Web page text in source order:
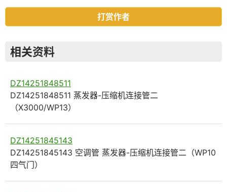
打赏作者
相关资料
DZ14251848511
DZ14251848511 蒸发器-压缩机连接管二
（X3000/WP13）
DZ14251845143
DZ14251845143 空调管 蒸发器-压缩机连接管二（WP10
四气门）